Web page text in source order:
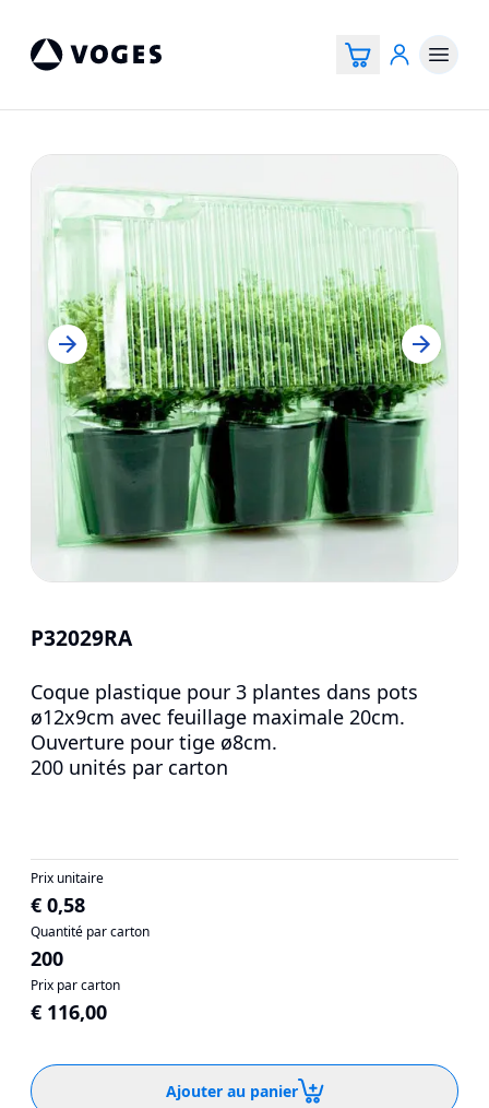
P32029RA
Coque plastique pour 3 plantes dans pots
ø12x9cm avec feuillage maximale 20cm.
Ouverture pour tige ø8cm.
200 unités par carton
Prix unitaire
€ 0,58
Quantité par carton
200
Prix par carton
€ 116,00
Ajouter au panier